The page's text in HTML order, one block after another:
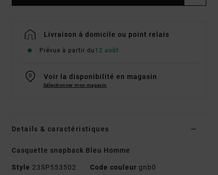
Livraison à domicile ou point relais
Prévue à partir du 12 août
Voir la disponibilité en magasin
Sélectionner mon magasin
Details & caractéristiques
Casquette snapback Bleu Homme
Style 23SP553502 Code couleur gnb0